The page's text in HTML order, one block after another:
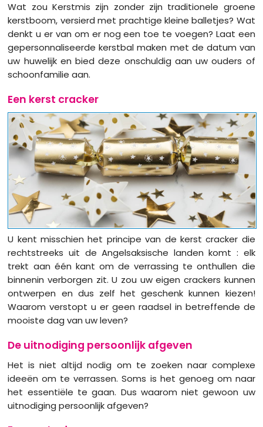
Wat zou Kerstmis zijn zonder zijn traditionele groene
kerstboom, versierd met prachtige kleine balletjes? Wat
denkt u er van om er nog een toe te voegen? Laat een
gepersonnaliseerde kerstbal maken met de datum van
uw huwelijk en bied deze onschuldig aan uw ouders of
schoonfamilie aan.
Een kerst cracker
U kent misschien het principe van de kerst cracker die
rechtstreeks uit de Angelsaksische landen komt : elk
trekt aan één kant om de verrassing te onthullen die
binnenin verborgen zit. U zou uw eigen crackers kunnen
ontwerpen en dus zelf het geschenk kunnen kiezen!
Waarom verstopt u er geen raadsel in betreffende de
mooiste dag van uw leven?
De uitnodiging persoonlijk afgeven
Het is niet altijd nodig om te zoeken naar complexe
ideeën om te verrassen. Soms is het genoeg om naar
het essentiële te gaan. Dus waarom niet gewoon uw
uitnodiging persoonlijk afgeven?